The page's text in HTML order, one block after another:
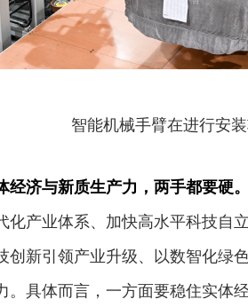
智能机械手臂在进行安
经济与新质生产力，两手都要硬。
化产业体系、加快高水平科技自
创新引领产业升级、以数智化绿
。具体而言，一方面要稳住实